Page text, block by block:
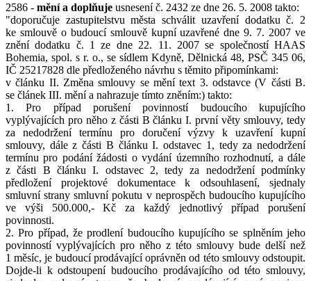
2586 - mění a doplňuje usnesení č. 2432 ze dne 26. 5. 2008 takto:
"doporučuje zastupitelstvu města schválit uzavření dodatku č. 2
ke smlouvě o budoucí smlouvě kupní uzavřené dne 9. 7. 2007 ve
znění dodatku č. 1 ze dne 22. 11. 2007 se společností HAAS
Bohemia, spol. s r. o., se sídlem Kdyně, Dělnická 48, PSČ 345 06,
IČ 25217828 dle předloženého návrhu s těmito připomínkami:
v článku II. Změna smlouvy se mění text 3. odstavce (V části B.
se článek III. mění a nahrazuje tímto zněním:) takto:
1. Pro případ porušení povinností budoucího kupujícího
vyplývajících pro něho z části B článku I. první věty smlouvy, tedy
za nedodržení termínu pro doručení výzvy k uzavření kupní
smlouvy, dále z části B článku I. odstavec 1, tedy za nedodržení
termínu pro podání žádosti o vydání územního rozhodnutí, a dále
z části B článku I. odstavec 2, tedy za nedodržení podmínky
předložení projektové dokumentace k odsouhlasení, sjednaly
smluvní strany smluvní pokutu v neprospěch budoucího kupujícího
ve výši 500.000,- Kč za každý jednotlivý případ porušení
povinnosti.
2. Pro případ, že prodlení budoucího kupujícího se splněním jeho
povinností vyplývajících pro něho z této smlouvy bude delší než
1 měsíc, je budoucí prodávající oprávněn od této smlouvy odstoupit.
Dojde-li k odstoupení budoucího prodávajícího od této smlouvy,